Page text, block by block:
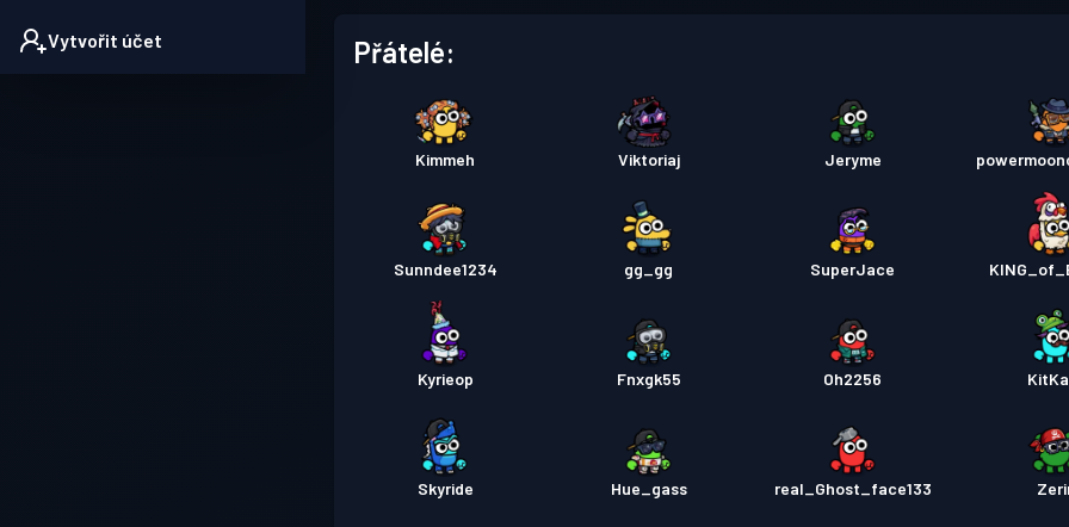
Vytvořit účet
Bojový
Bojový
Bojový
Přátelé:
Kimmeh Viktoriaj Jeryme
Sunndee1234 gg_gg SuperJace
Kyrieop Fnxgk55 Oh2256
Skyride Hue_gass real_Ghost_face133